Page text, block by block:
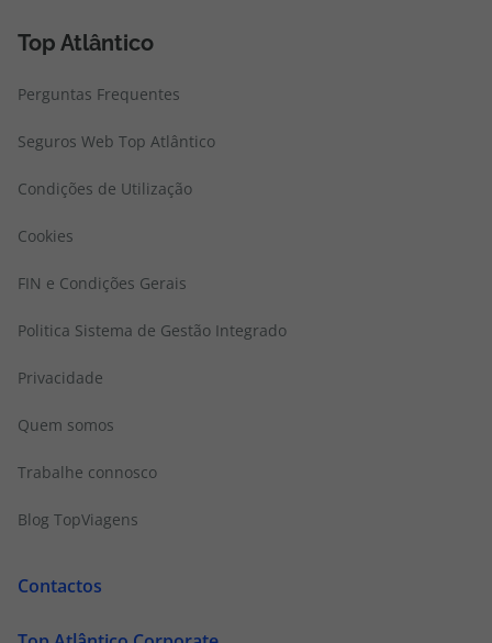
Top Atlântico
Perguntas Frequentes
Seguros Web Top Atlântico
Condições de Utilização
Cookies
FIN e Condições Gerais
Politica Sistema de Gestão Integrado
Privacidade
Quem somos
Trabalhe connosco
Blog TopViagens
Contactos